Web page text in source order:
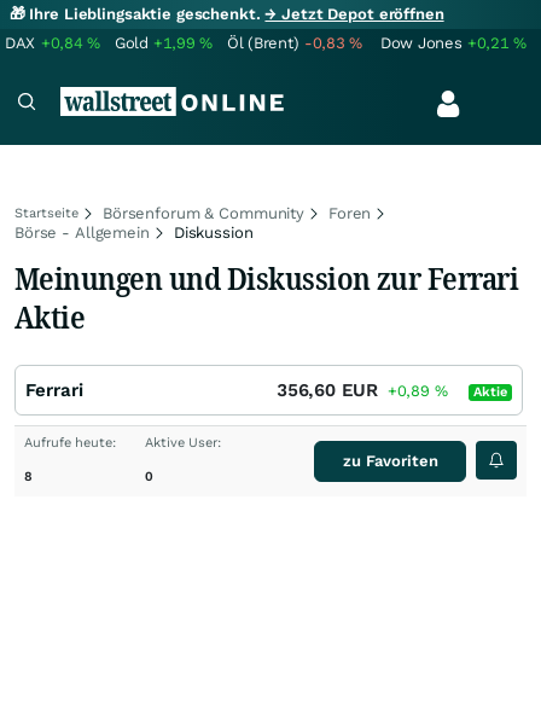
🎁 Ihre Lieblingsaktie geschenkt.→ Jetzt Depot eröffnen
DAX +0,84% Gold +1,99% Öl (Brent) -0,83% Dow Jones +0,21%
Startseite Börsenforum & Community
Foren
Börse - Allgemein
Diskussion
Meinungen und Diskussion zur Ferrari
Aktie
Ferrari 356,60 EUR +0,89 % Aktie
Aufrufe heute:
8
Aktive User:
0
zu Favoriten